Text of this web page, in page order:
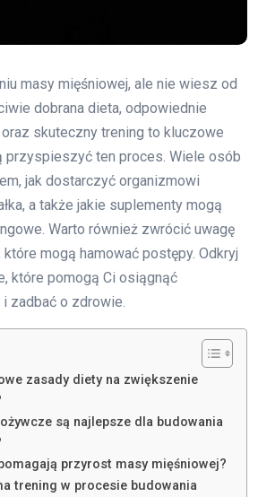
masy mięśniowej, ale nie wiesz od
dobrana dieta, odpowiednie
skuteczny trening to kluczowe
przyspieszyć ten proces. Wiele osób
jak dostarczyć organizmowi
a także jakie suplementy mogą
Warto również zwrócić uwagę
które mogą hamować postępy. Odkryj
które pomogą Ci osiągnąć
zadbać o zdrowie.
zasady diety na zwiększenie
są najlepsze dla budowania
przyrost masy mięśniowej?
trening w procesie budowania